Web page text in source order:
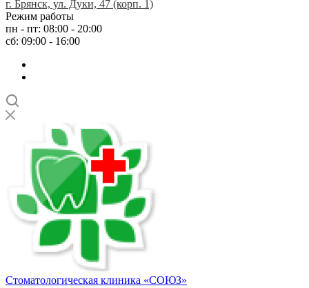
г. Брянск, ул. Дуки, 47 (корп. 1)
Режим работы
пн - пт: 08:00 - 20:00
сб: 09:00 - 16:00
Стоматологическая клиника «СОЮЗ»